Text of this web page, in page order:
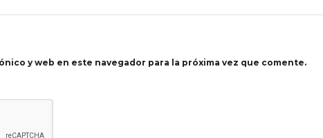
y web en este navegador para la próxima vez que comente.